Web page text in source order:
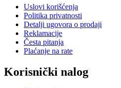
Uslovi korišćenja
Politika privatnosti
Detalji ugovora o prodaji
Reklamacije
Česta pitanja
Plaćanje na rate
Korisnički nalog